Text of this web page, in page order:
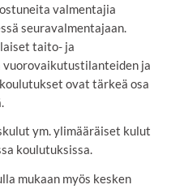
valmentajia
seuravalmentajaan.
taito- ja
ja
ovat tärkeä osa
ym. ylimääräiset kulut
koulutuksissa.
mukaan myös kesken